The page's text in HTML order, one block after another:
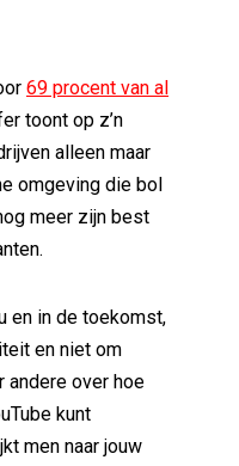
69 procent van al
toont op z’n
alleen maar
omgeving die bol
meer zijn best
en in de toekomst,
en niet om
andere over hoe
kunt
men naar jouw